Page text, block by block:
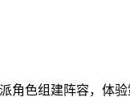
色组建阵容，体